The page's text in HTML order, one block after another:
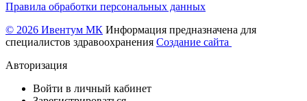
Правила обработки персональных данных
© 2026 Ивентум МК Информация предназначена для
специалистов здравоохранения Создание сайта
Авторизация
Войти в личный кабинет